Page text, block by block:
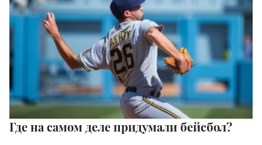
Где на самом деле придумали бейсбол?